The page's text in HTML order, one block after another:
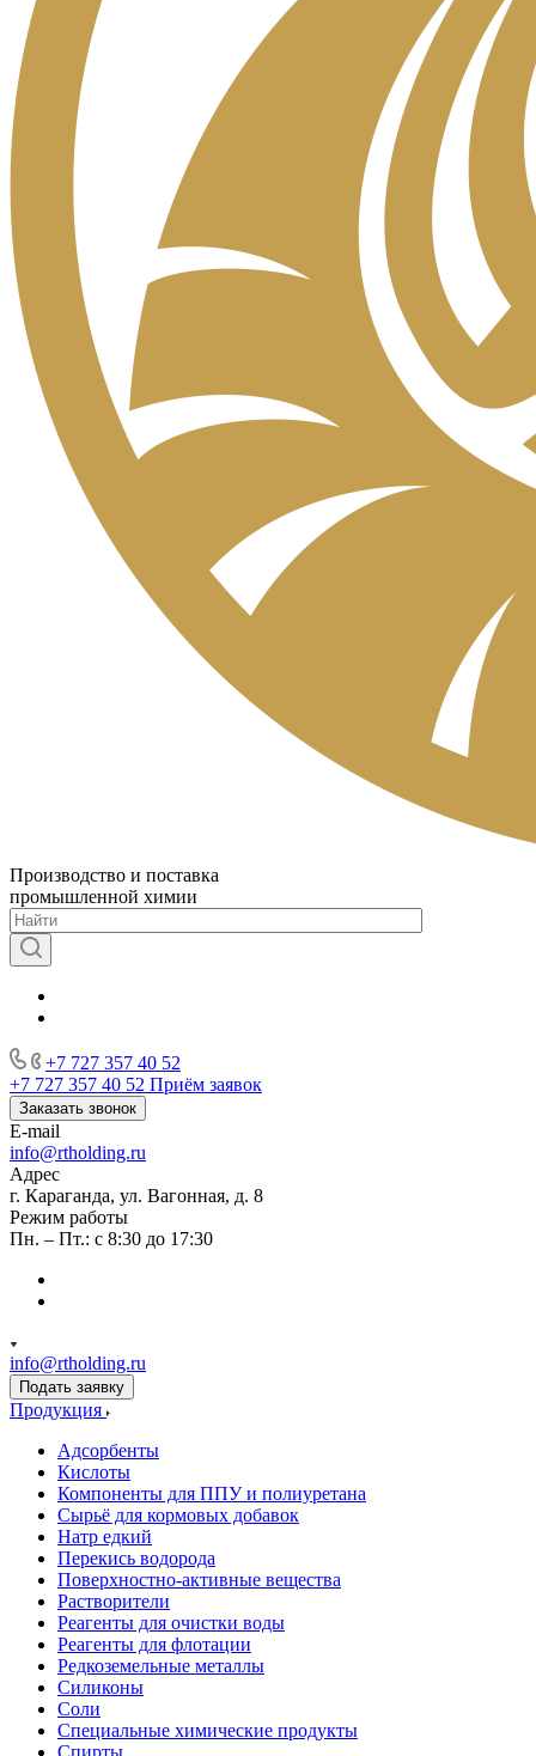
Производство и поставка
промышленной химии
+7 727 357 40 52
+7 727 357 40 52 Приём заявок
Заказать звонок
E-mail
info@rtholding.ru
Адрес
г. Караганда, ул. Вагонная, д. 8
Режим работы
Пн. – Пт.: с 8:30 до 17:30
info@rtholding.ru
Подать заявку
Продукция
Адсорбенты
Кислоты
Компоненты для ППУ и полиуретана
Сырьё для кормовых добавок
Натр едкий
Перекись водорода
Поверхностно-активные вещества
Растворители
Реагенты для очистки воды
Реагенты для флотации
Редкоземельные металлы
Силиконы
Соли
Специальные химические продукты
Спирты